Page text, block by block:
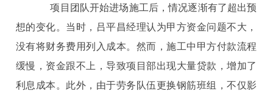
项目团队开始进场施工后，情况逐渐有了超出预
想的变化。当时，吕平昌经理认为甲方资金问题不大，
没有将财务费用列入成本。然而，施工中甲方付款流程
缓慢，资金跟不上，导致项目部出现大量贷款，增加了
利息成本。此外，由于劳务队伍更换钢筋班组，不仅影